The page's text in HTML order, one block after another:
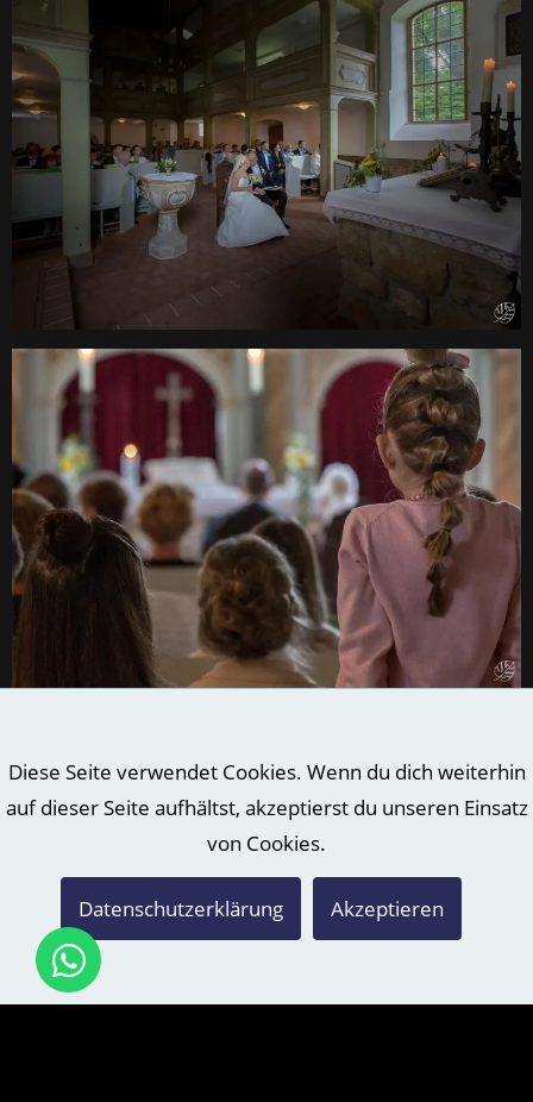
Diese Seite verwendet Cookies. Wenn du dich weiterhin
auf dieser Seite aufhältst, akzeptierst du unseren Einsatz
von Cookies.
Datenschutzerklärung Akzeptieren